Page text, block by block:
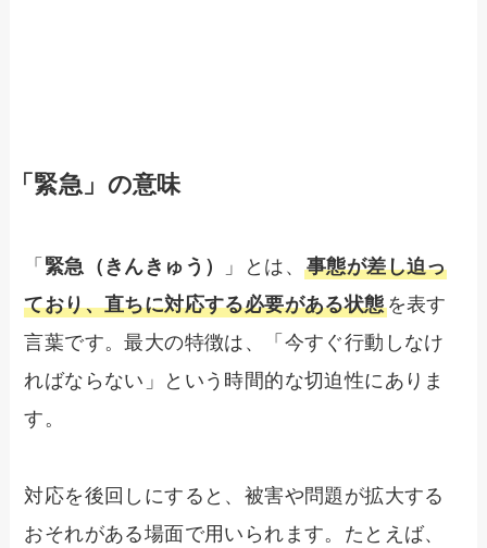
「緊急」の意味
「 緊急（きんきゅう） 」とは、事態が差し迫っ
ており、直ちに対応する必要がある状態を表す
言葉です。最大の特徴は、「今すぐ行動しなけ
ればならない」という時間的な切迫性にありま
す。
対応を後回しにすると、被害や問題が拡大する
おそれがある場面で用いられます。たとえば、